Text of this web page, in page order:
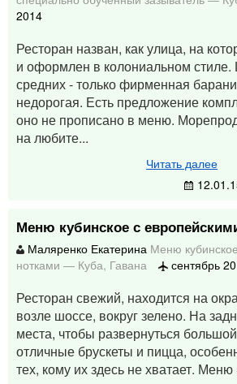
2014
Ресторан назван, как улица, на
и оформлен в колониальном
средних - только фирменная
недорогая. Есть предложение
оно не прописано в меню.
на любите...
Читать далее
Меню кубинское с
Маляренко Екатерина Меню
нотками — Куба, Гавана сентябрь
Ресторан свежий, находится на
возле шоссе, вокруг зелено. На
места, чтобы развернуться
отличные брускеты и пицца,
тех, кому их здесь не хватает. Меню